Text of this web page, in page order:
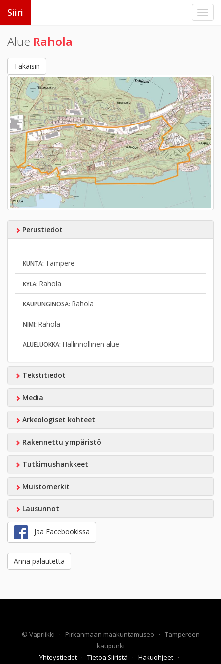
Siiri
Alue Rahola
Takaisin
Perustiedot
KUNTA: Tampere
KYLÄ: Rahola
KAUPUNGINOSA: Rahola
NIMI: Rahola
ALUELUOKKA: Hallinnollinen alue
Tekstitiedot
Media
Arkeologiset kohteet
Rakennettu ympäristö
Tutkimushankkeet
Muistomerkit
Lausunnot
Jaa Facebookissa
Anna palautetta
© Vapriikki · Pirkanmaan maakuntamuseo · Tampereen
kaupunki
Yhteystiedot · Tietoa Siiristä · Hakuohjeet ·